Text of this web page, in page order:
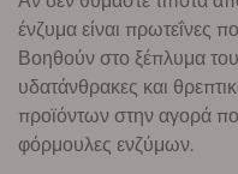
ένζυμα είναι πρωτεΐνες
Βοηθούν στο ξέπλυμα
υδατάνθρακες και
προϊόντων στην αγορά
φόρμουλες ενζύμων.